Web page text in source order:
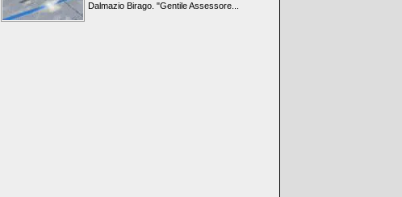
Dalmazio Birago. "Gentile Assessore...